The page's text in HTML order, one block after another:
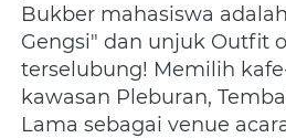
Bukber mahasiswa
Gengsi" dan unjuk Outfit
terselubung! Memilih
kawasan Pleburan,
Lama sebagai venue